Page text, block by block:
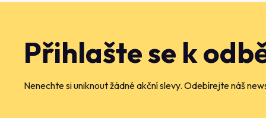
Přihlašte se k
Nenechte si uniknout žádné akční slevy. Odebírejte náš